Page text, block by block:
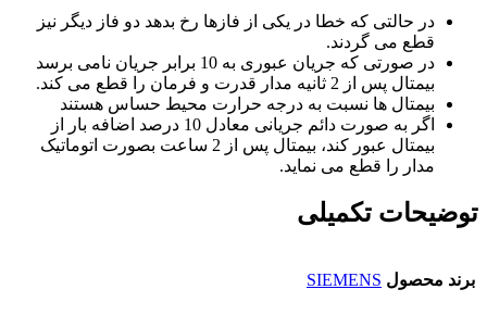
در حالتی که خطا در یکی از فازها رخ بدهد دو فاز دیگر نیز
قطع می گردند.
در صورتی که جریان عبوری به 10 برابر جریان نامی برسد
بیمتال پس از 2 ثانیه مدار قدرت و فرمان را قطع می کند.
بیمتال ها نسبت به درجه حرارت محیط حساس هستند
اگر به صورت دائم جریانی معادل 10 درصد اضافه بار از
بیمتال عبور کند، بیمتال پس از 2 ساعت بصورت اتوماتیک
مدار را قطع می نماید.
توضیحات تکمیلی
برند محصول SIEMENS